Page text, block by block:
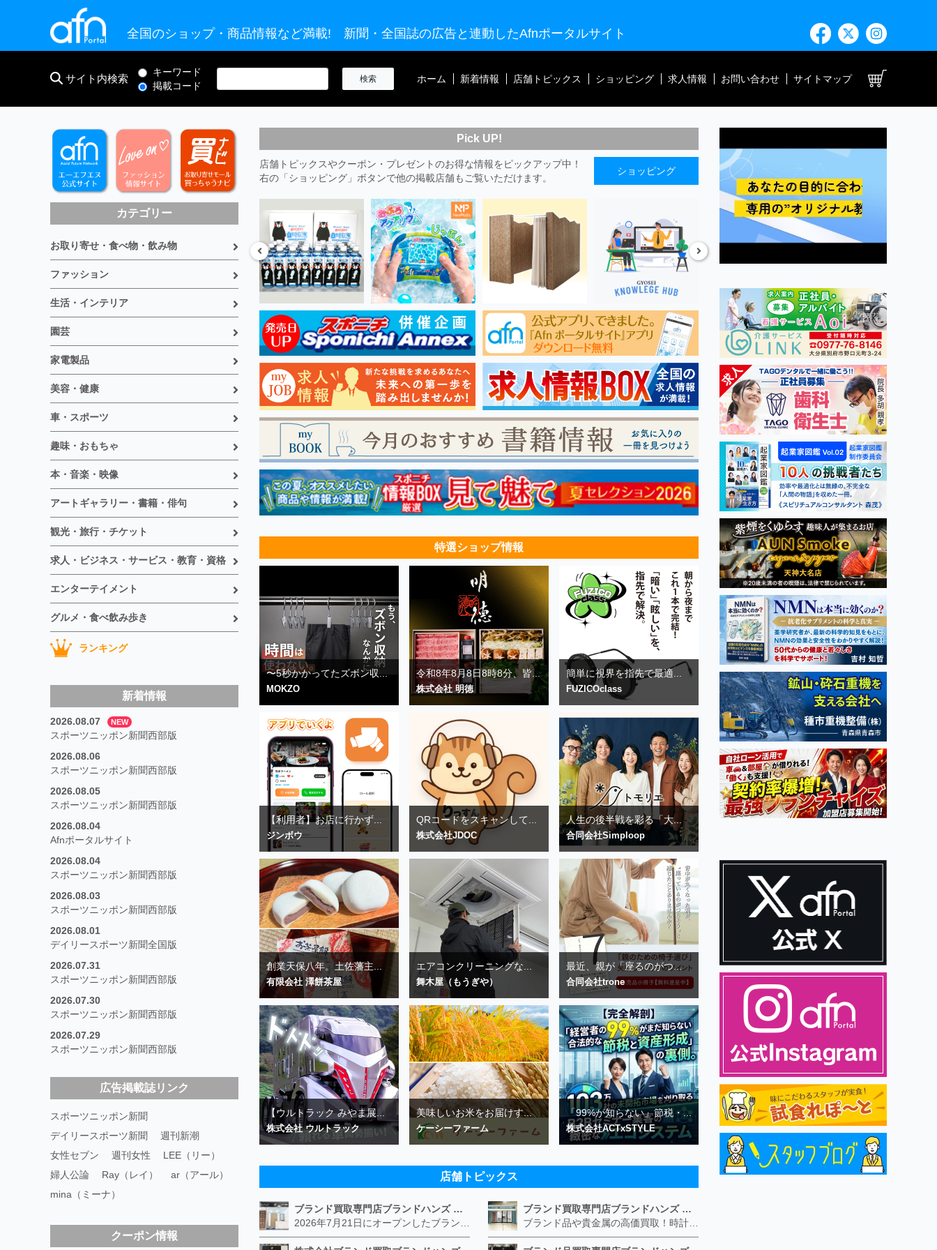
全国のショップ・商品情報など満載! 新聞・全国誌の広告と連動したAfnポータルサイト
サイト内検索
キーワード
掲載コード
ホーム 新着情報 店舗トピックス ショッピング 求人情報 お問い合わせ サイトマップ
カテゴリー
お取り寄せ・食べ物・飲み物
ファッション
生活・インテリア
園芸
家電製品
美容・健康
車・スポーツ
趣味・おもちゃ
本・音楽・映像
アートギャラリー・書籍・俳句
観光・旅行・チケット
求人・ビジネス・サービス・教育・資格
エンターテイメント
グルメ・食べ飲み歩き
ランキング
新着情報
2026.08.07 NEW
スポーツニッポン新聞西部版
2026.08.06
スポーツニッポン新聞西部版
2026.08.05
スポーツニッポン新聞西部版
2026.08.04
Afnポータルサイト
2026.08.04
スポーツニッポン新聞西部版
2026.08.03
スポーツニッポン新聞西部版
2026.08.01
デイリースポーツ新聞全国版
2026.07.31
スポーツニッポン新聞西部版
2026.07.30
スポーツニッポン新聞西部版
2026.07.29
スポーツニッポン新聞西部版
広告掲載誌リンク
スポーツニッポン新聞
デイリースポーツ新聞
週刊新潮
女性セブン
週刊女性
LEE（リー）
婦人公論
Ray（レイ）
ar（アール）
mina（ミーナ）
クーポン情報
Pick UP!
店舗トピックスやクーポン・プレゼントのお得な情報をピックアップ中！
右の「ショッピング」ボタンで他の掲載店舗もご覧いただけます。
ショッピング
特選ショップ情報
〜5秒かかってたズボン収...
MOKZO
令和8年8月8日8時8分、皆...
株式会社 明徳
簡単に視界を指先で最適...
FUZICOclass
【利用者】お店に行かず...
ジンボウ
QRコードをスキャンして...
株式会社JDOC
人生の後半戦を彩る「大...
合同会社Simploop
創業天保八年。土佐藩主...
有限会社 澤餅茶屋
エアコンクリーニングな...
舞木屋（もうぎや）
最近、親が「座るのがつ...
合同会社trone
【ウルトラック みやま展...
株式会社 ウルトラック
美味しいお米をお届けす...
ケーシーファーム
「99%が知らない」節税・...
株式会社ACTxSTYLE
店舗トピックス
ブランド買取専門店ブランドハンズ エトレ豊中店
ブランド買取専門店ブランドハンズ ソリオ宝塚店